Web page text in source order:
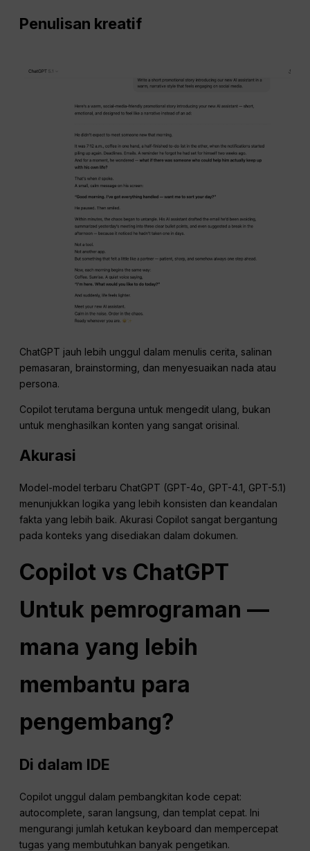
Penulisan kreatif
ChatGPT jauh lebih unggul dalam menulis cerita, salinan
pemasaran, brainstorming, dan menyesuaikan nada atau
persona.
Copilot terutama berguna untuk mengedit ulang, bukan
untuk menghasilkan konten yang sangat orisinal.
Akurasi
Model-model terbaru ChatGPT (GPT-4o, GPT-4.1, GPT-5.1)
menunjukkan logika yang lebih konsisten dan keandalan
fakta yang lebih baik. Akurasi Copilot sangat bergantung
pada konteks yang disediakan dalam dokumen.
Copilot vs ChatGPT
Untuk pemrograman —
mana yang lebih
membantu para
pengembang?
Di dalam IDE
Copilot unggul dalam pembangkitan kode cepat:
autocomplete, saran langsung, dan templat cepat. Ini
mengurangi jumlah ketukan keyboard dan mempercepat
tugas yang membutuhkan banyak pengetikan.